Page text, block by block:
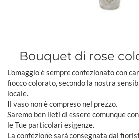
Bouquet di rose
L'omaggio è sempre confezionato con
fiocco colorato, secondo la nostra
locale.
Il vaso non è compreso nel prezzo.
Saremo ben lieti di essere comunque
le Tue particolari esigenze.
La confezione sarà consegnata dal